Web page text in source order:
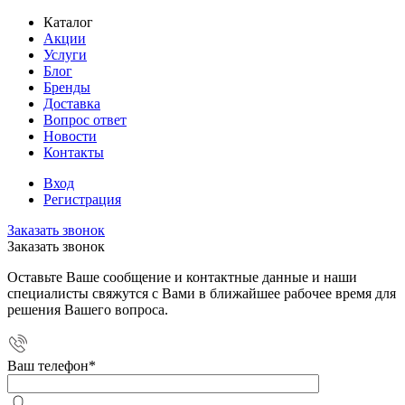
Каталог
Акции
Услуги
Блог
Бренды
Доставка
Вопрос ответ
Новости
Контакты
Вход
Регистрация
Заказать звонок
Заказать звонок
Оставьте Ваше сообщение и контактные данные и наши
специалисты свяжутся с Вами в ближайшее рабочее время для
решения Вашего вопроса.
Ваш телефон*